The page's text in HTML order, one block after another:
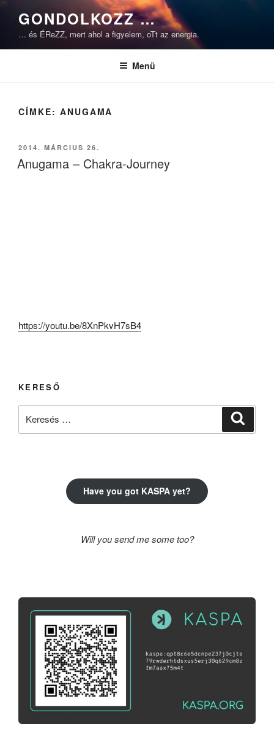
Tartalomhoz
GONDOLKOZZ …
… és ÉReZZ, mert ahol a figyelem, oTt az energia.
Menü
CÍMKE: ANUGAMA
BEKÜLDVE:
2014. MÁRCIUS 26.
Anugama – Chakra-Journey
https://youtu.be/8XnPkvH7sB4
KERESŐ
Have you got KASPA yet?
Will you send me some too?